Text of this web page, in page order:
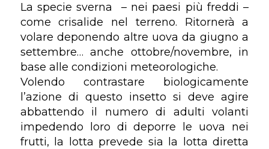
La specie sverna – nei paesi più freddi –
come crisalide nel terreno. Ritornerà a
volare deponendo altre uova da giugno a
settembre… anche ottobre/novembre, in
base alle condizioni meteorologiche.
Volendo contrastare biologicamente
l’azione di questo insetto si deve agire
abbattendo il numero di adulti volanti
impedendo loro di deporre le uova nei
frutti, la lotta prevede sia la lotta diretta